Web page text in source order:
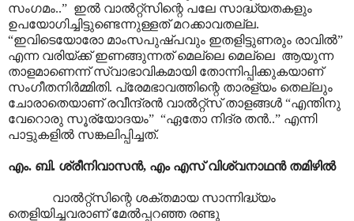
സംഗമം..” ഇൽ വാൽറ്റ്സിന്റെ പലേ സാദ്ധ്യതകളും
ഉപയോഗിച്ചിട്ടുണ്ടെന്നുള്ളത് മറക്കാവതല്ല.
“ഇവിടെയോരോ മാംസപുഷ്പവും ഇതളിട്ടുണരും രാവിൽ”
എന്ന വരിയ്ക്ക് ഇണങ്ങുന്നത് മെല്ലെ മെല്ലെ ആയുന്ന
താളമാണെന്ന് സ്വാഭാവികമായി തോന്നിപ്പിക്കുകയാണ്
സംഗീതനിർമ്മിതി. പ്രേമഭാവത്തിന്റെ താരള്യം തെല്ലും
ചോരാതെയാണ് രവീന്ദ്രൻ വാൽറ്റ്സ് താളങ്ങൾ “എന്തിനു
വേറൊരു സൂര്യോദയം” “ഏതോ നിദ്ര തൻ..” എന്നി
പാട്ടുകളിൽ സങ്കലിപ്പിച്ചത്.
എം. ബി. ശ്രീനിവാസൻ, എം എസ് വിശ്വനാഥൻ തമിഴിൽ
വാൽറ്റ്സിന്റെ ശക്തമായ സാന്നിദ്ധ്യം
തെളിയിച്ചവരാണ് മേൽ‌പ്പറഞ്ഞ രണ്ടു